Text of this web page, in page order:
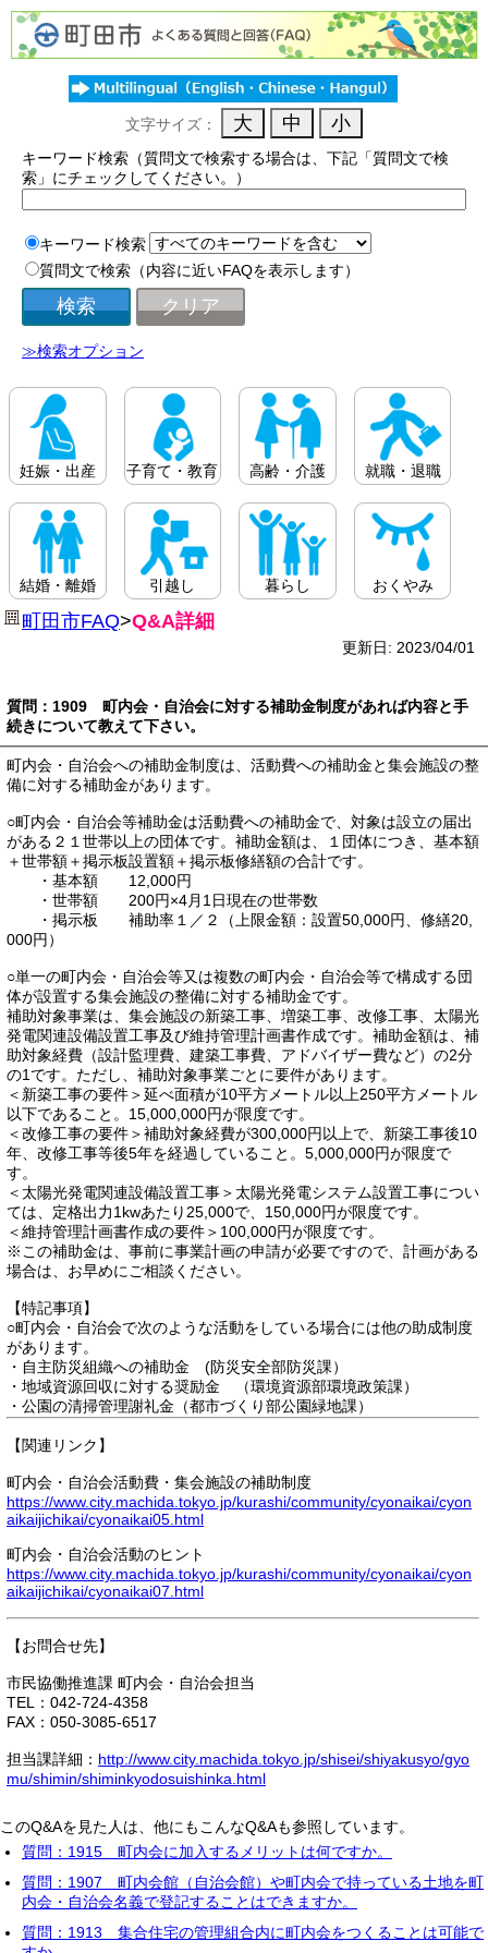
文字サイズ：
キーワード検索（質問文で検索する場合は、下記「質問文で検
索」にチェックしてください。）
キーワード検索
質問文で検索（内容に近いFAQを表示します）
≫検索オプション
妊娠・出産 子育て・教育 高齢・介護 就職・退職
結婚・離婚 引越し 暮らし おくやみ
町田市FAQ>Q&A詳細
更新日: 2023/04/01
質問：1909 町内会・自治会に対する補助金制度があれば内容と手
続きについて教えて下さい。
町内会・自治会への補助金制度は、活動費への補助金と集会施設の整
備に対する補助金があります。
○町内会・自治会等補助金は活動費への補助金で、対象は設立の届出
がある２１世帯以上の団体です。補助金額は、１団体につき、基本額
＋世帯額＋掲示板設置額＋掲示板修繕額の合計です。
・基本額 12,000円
・世帯額 200円×4月1日現在の世帯数
・掲示板 補助率１／２（上限金額：設置50,000円、修繕20,
000円）
○単一の町内会・自治会等又は複数の町内会・自治会等で構成する団
体が設置する集会施設の整備に対する補助金です。
補助対象事業は、集会施設の新築工事、増築工事、改修工事、太陽光
発電関連設備設置工事及び維持管理計画書作成です。補助金額は、補
助対象経費（設計監理費、建築工事費、アドバイザー費など）の2分
の1です。ただし、補助対象事業ごとに要件があります。
＜新築工事の要件＞延べ面積が10平方メートル以上250平方メートル
以下であること。15,000,000円が限度です。
＜改修工事の要件＞補助対象経費が300,000円以上で、新築工事後10
年、改修工事等後5年を経過していること。5,000,000円が限度で
す。
＜太陽光発電関連設備設置工事＞太陽光発電システム設置工事につい
ては、定格出力1kwあたり25,000で、150,000円が限度です。
＜維持管理計画書作成の要件＞100,000円が限度です。
※この補助金は、事前に事業計画の申請が必要ですので、計画がある
場合は、お早めにご相談ください。
【特記事項】
○町内会・自治会で次のような活動をしている場合には他の助成制度
があります。
・自主防災組織への補助金 (防災安全部防災課）
・地域資源回収に対する奨励金 （環境資源部環境政策課）
・公園の清掃管理謝礼金（都市づくり部公園緑地課）
【関連リンク】
町内会・自治会活動費・集会施設の補助制度
https://www.city.machida.tokyo.jp/kurashi/community/cyonaikai/cyon
aikaijichikai/cyonaikai05.html
町内会・自治会活動のヒント
https://www.city.machida.tokyo.jp/kurashi/community/cyonaikai/cyon
aikaijichikai/cyonaikai07.html
【お問合せ先】
市民協働推進課 町内会・自治会担当
TEL：042-724-4358
FAX：050-3085-6517
担当課詳細： http://www.city.machida.tokyo.jp/shisei/shiyakusyo/gyo
mu/shimin/shiminkyodosuishinka.html
このQ&Aを見た人は、他にもこんなQ&Aも参照しています。
質問：1915 町内会に加入するメリットは何ですか。
質問：1907 町内会館（自治会館）や町内会で持っている土地を町
内会・自治会名義で登記することはできますか。
質問：1913 集合住宅の管理組合内に町内会をつくることは可能で